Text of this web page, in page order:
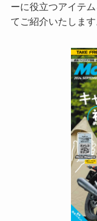
ーに役立つアイテ
てご紹介いたします